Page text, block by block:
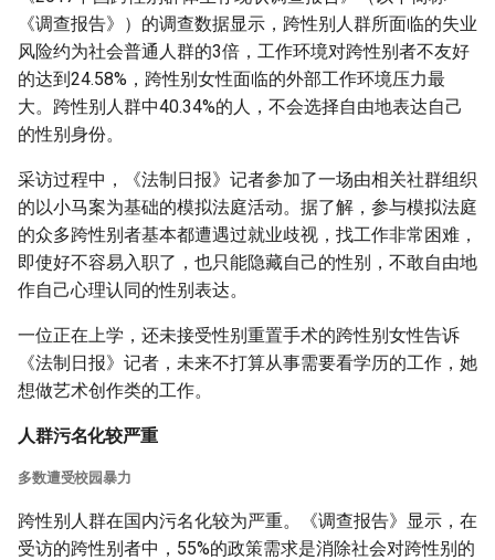
《调查报告》）的调查数据显示，跨性别人群所面临的失业
风险约为社会普通人群的3倍，工作环境对跨性别者不友好
的达到24.58%，跨性别女性面临的外部工作环境压力最
大。跨性别人群中40.34%的人，不会选择自由地表达自己
的性别身份。
采访过程中，《法制日报》记者参加了一场由相关社群组织
的以小马案为基础的模拟法庭活动。据了解，参与模拟法庭
的众多跨性别者基本都遭遇过就业歧视，找工作非常困难，
即使好不容易入职了，也只能隐藏自己的性别，不敢自由地
作自己心理认同的性别表达。
一位正在上学，还未接受性别重置手术的跨性别女性告诉
《法制日报》记者，未来不打算从事需要看学历的工作，她
想做艺术创作类的工作。
人群污名化较严重
多数遭受校园暴力
跨性别人群在国内污名化较为严重。《调查报告》显示，在
受访的跨性别者中，55%的政策需求是消除社会对跨性别的